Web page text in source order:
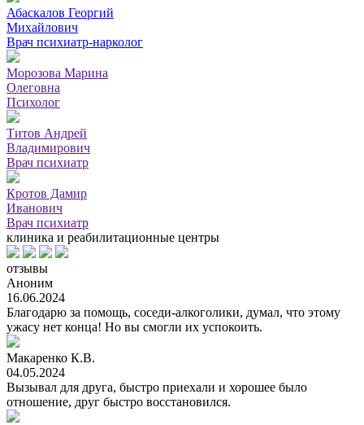
Абаскалов Георгий
Михайлович
Врач психиатр-нарколог
Морозова Марина
Олеговна
Психолог
Титов Андрей
Владимирович
Врач психиатр
Кротов Дамир
Иванович
Врач психиатр
клиника и реабилитационные центры
отзывы
Аноним
16.06.2024
Благодарю за помощь, соседи-алкоголики, думал, что этому
ужасу нет конца! Но вы смогли их успокоить.
Макаренко К.В.
04.05.2024
Вызывал для друга, быстро приехали и хорошее было
отношение, друг быстро восстановился.